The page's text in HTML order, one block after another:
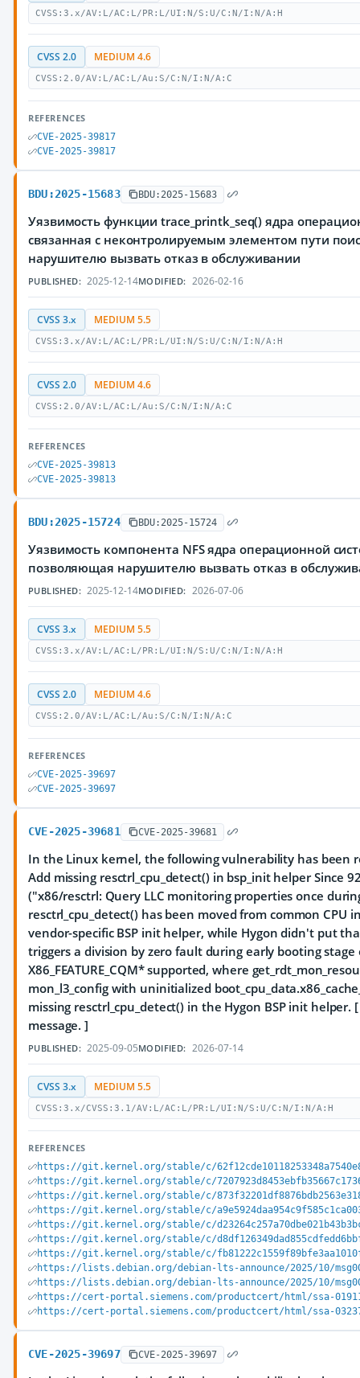
CVSS:3.x/AV:L/AC:L/PR:L/UI:N/S:U/C:N/I:N/A:H
CVSS 2.0 MEDIUM 4.6
CVSS:2.0/AV:L/AC:L/Au:S/C:N/I:N/A:C
REFERENCES
CVE-2025-39817
CVE-2025-39817
BDU:2025-15683 BDU:2025-15683
Уязвимость функции trace_printk_seq() ядра
связанная с неконтролируемым элементом пути
нарушителю вызвать отказ в обслуживании
PUBLISHED: 2025-12-14MODIFIED: 2026-02-16
CVSS 3.x MEDIUM 5.5
CVSS:3.x/AV:L/AC:L/PR:L/UI:N/S:U/C:N/I:N/A:H
CVSS 2.0 MEDIUM 4.6
CVSS:2.0/AV:L/AC:L/Au:S/C:N/I:N/A:C
REFERENCES
CVE-2025-39813
CVE-2025-39813
BDU:2025-15724 BDU:2025-15724
Уязвимость компонента NFS ядра операционной
позволяющая нарушителю вызвать отказ в
PUBLISHED: 2025-12-14MODIFIED: 2026-07-06
CVSS 3.x MEDIUM 5.5
CVSS:3.x/AV:L/AC:L/PR:L/UI:N/S:U/C:N/I:N/A:H
CVSS 2.0 MEDIUM 4.6
CVSS:2.0/AV:L/AC:L/Au:S/C:N/I:N/A:C
REFERENCES
CVE-2025-39697
CVE-2025-39697
CVE-2025-39681 CVE-2025-39681
In the Linux kernel, the following vulnerability has been
Add missing resctrl_cpu_detect() in bsp_init helper Since
("x86/resctrl: Query LLC monitoring properties once
resctrl_cpu_detect() has been moved from common CPU
vendor-specific BSP init helper, while Hygon didn't put
triggers a division by zero fault during early booting
X86_FEATURE_CQM* supported, where
mon_l3_config with uninitialized
missing resctrl_cpu_detect() in the Hygon BSP init helper.
message. ]
PUBLISHED: 2025-09-05MODIFIED: 2026-07-14
CVSS 3.x MEDIUM 5.5
CVSS:3.x/CVSS:3.1/AV:L/AC:L/PR:L/UI:N/S:U/C:N/I:N/A:H
REFERENCES
https://git.kernel.org/stable/c/
https://git.kernel.org/stable/c/
https://git.kernel.org/stable/c/
https://git.kernel.org/stable/c/
https://git.kernel.org/stable/c/
https://git.kernel.org/stable/c/
https://git.kernel.org/stable/c/
https://lists.debian.org/debian-lts-announce/2025/10/
https://lists.debian.org/debian-lts-announce/2025/10/
https://cert-portal.siemens.com/productcert/html/ssa-
https://cert-portal.siemens.com/productcert/html/ssa-
CVE-2025-39697 CVE-2025-39697